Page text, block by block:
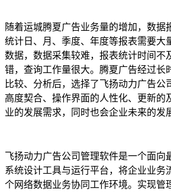
随着运城腾夏广告业务量的增加，数据
统计日、月、季度、年度等报表需要大
数据，数据采集较难，报表统计时间不
错，查询工作量很大。腾夏广告经过长
比较、分析后，选择了飞扬动力广告公
高度契合、操作界面的人性化、更新的
业的发展需求，同时也会企业未来的发
飞扬动力广告公司管理软件是一个面向
系统设计工具与运行平台，将企业业务
个网络数据业务协同工作环境。实现管